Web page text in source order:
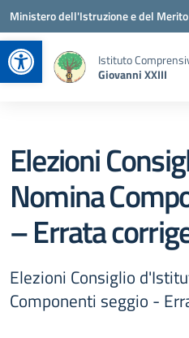
Apri la barra
Vai ai contenuti
Vai al menu di navigazione
Vai al footer
Ministero dell'Istruzione e del Merito
Istituto
Giovanni XXIII
Elezioni
Nomina
– Errata
Elezioni Consiglio
Componenti seggio -